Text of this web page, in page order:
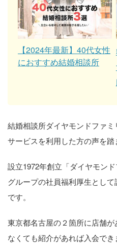
【2024年最新】40代女性
におすすめ結婚相談所
結婚相談所ダイヤモンドファ
サービスを利用した方の声を踏
設立1972年創立「ダイヤモン
グループの社員福利厚生とし
です。
東京都名古屋の２箇所に店舗
なくても紹介があれば入会でき